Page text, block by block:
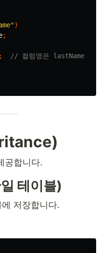
)
;
; // 컬럼명은 lastName
공합니다.
테이블)
저장합니다.